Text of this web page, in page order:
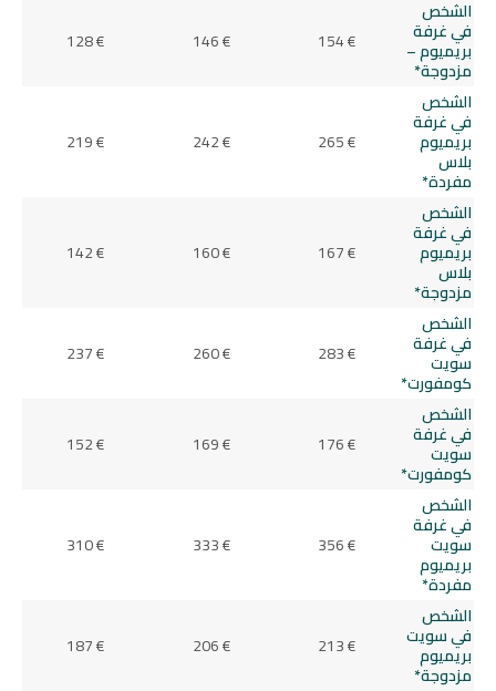
الشخص
في غرفة
بريميوم –
مزدوجة*
154 €
146 €
128 €
الشخص
في غرفة
بريميوم
بلاس
مفردة*
265 €
242 €
219 €
الشخص
في غرفة
بريميوم
بلاس
مزدوجة*
167 €
160 €
142 €
الشخص
في غرفة
سويت
كومفورت*
283 €
260 €
237 €
الشخص
في غرفة
سويت
كومفورت*
176 €
169 €
152 €
الشخص
في غرفة
سويت
بريميوم
مفردة*
356 €
333 €
310 €
الشخص
في سويت
بريميوم
مزدوجة*
213 €
206 €
187 €